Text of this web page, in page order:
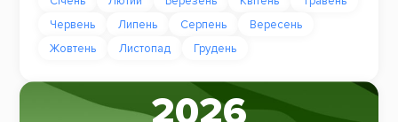
Червень
Липень Серпень
Вересень
Жовтень
Листопад Грудень